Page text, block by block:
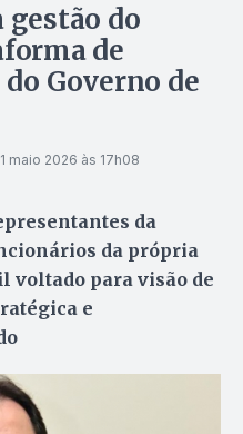
gestão do
de
Governo de
maio 2026 às 17h08
da
da própria
voltado para visão de
e